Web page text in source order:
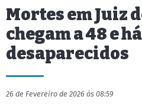
Mortes em Juiz
chegam a 48 e
desaparecidos
26 de Fevereiro de 2026 às 08:59